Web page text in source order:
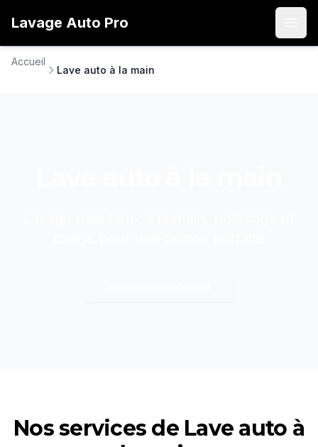
Lavage Auto Pro
Accueil
Lave auto à la main
Nos services de Lave auto à